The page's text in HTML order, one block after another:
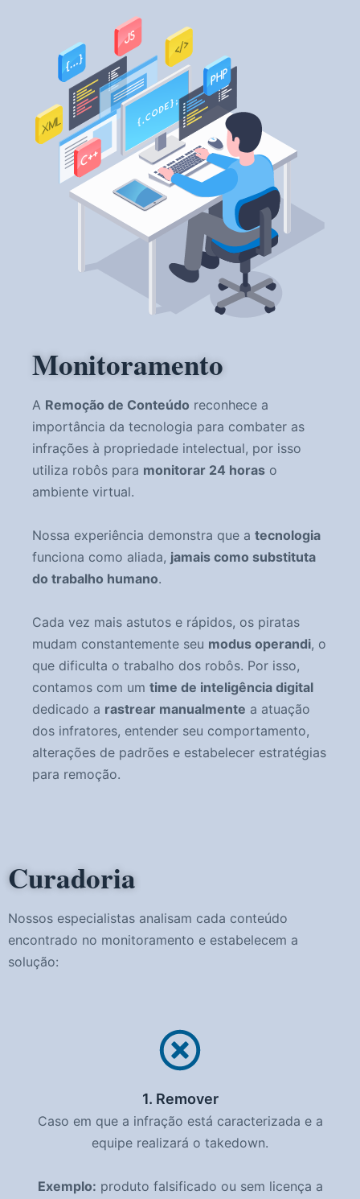
Monitoramento
A Remoção de Conteúdo reconhece a
importância da tecnologia para combater as
infrações à propriedade intelectual, por isso
utiliza robôs para monitorar 24 horas o
ambiente virtual.
Nossa experiência demonstra que a tecnologia
funciona como aliada, jamais como substituta
do trabalho humano.
Cada vez mais astutos e rápidos, os piratas
mudam constantemente seu modus operandi, o
que dificulta o trabalho dos robôs. Por isso,
contamos com um time de inteligência digital
dedicado a rastrear manualmente a atuação
dos infratores, entender seu comportamento,
alterações de padrões e estabelecer estratégias
para remoção.
Curadoria
Nossos especialistas analisam cada conteúdo
encontrado no monitoramento e estabelecem a
solução:
1. Remover
Caso em que a infração está caracterizada e a
equipe realizará o takedown.
Exemplo: produto falsificado ou sem licença a